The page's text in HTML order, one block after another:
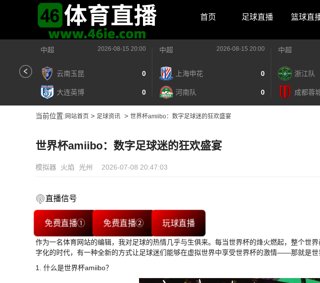
首页 足球直播 篮球直
中超 2026-08-15 20:00
云南玉昆 0
大连英博 0
中超 2026-08-15 20:00
上海申花 0
河南队 0
中超
浙江队
成都蓉
当前位置: 网站首页 > 足球资讯 > 世界杯amiibo：数字足球迷的狂欢盛宴
世界杯amiibo：数字足球迷的狂欢盛宴
模拟器 火焰 光州 2026-07-08 20:47:03
直播信号
免费直播① 免费直播② 玩球直播
作为一名体育网站的编辑，我对足球的热情几乎与生俱来。每当世界杯的烽火燃起，整个世
字化的时代，有一种全新的方式让足球迷们能够在虚拟世界中享受世界杯的激情——那就是世
1. 什么是世界杯amiibo？